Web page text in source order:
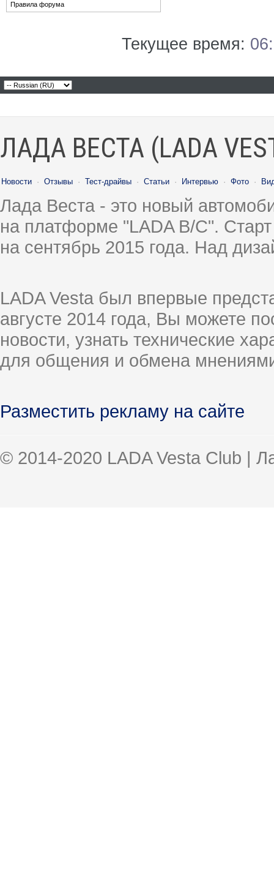
Правила форума
Текущее время:
ЛАДА ВЕСТА (LADA
Новости · Отзывы · Тест-драйвы · Статьи · Интервью · Фото ·
Лада Веста - это новый
на платформе "LADA B/C".
на сентябрь 2015 года. Над
LADA Vesta был впервые
августе 2014 года, Вы можете
новости, узнать технические
для общения и обмена
Разместить рекламу на сайте
© 2014-2020 LADA Vesta Club |